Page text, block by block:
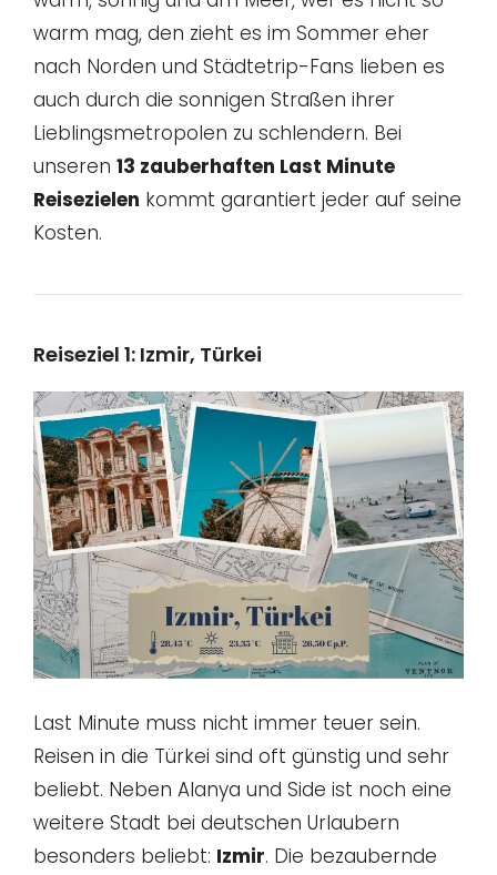
warm mag, den zieht es im Sommer eher
nach Norden und Städtetrip-Fans lieben es
auch durch die sonnigen Straßen ihrer
Lieblingsmetropolen zu schlendern. Bei
unseren 13 zauberhaften Last Minute
Reisezielen kommt garantiert jeder auf seine
Kosten.
Reiseziel 1: Izmir, Türkei
Last Minute muss nicht immer teuer sein.
Reisen in die Türkei sind oft günstig und sehr
beliebt. Neben Alanya und Side ist noch eine
weitere Stadt bei deutschen Urlaubern
besonders beliebt: Izmir. Die bezaubernde